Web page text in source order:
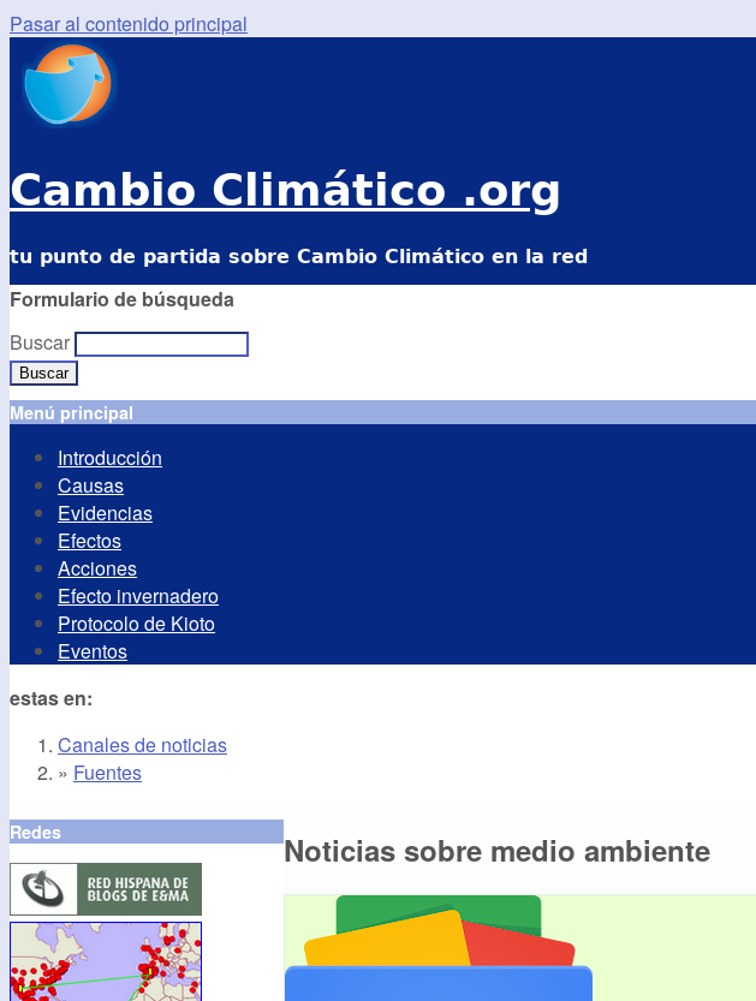
Pasar al contenido principal
Cambio Climático .org
tu punto de partida sobre Cambio Climático en la red
Formulario de búsqueda
Buscar
Menú principal
Introducción
Causas
Evidencias
Efectos
Acciones
Efecto invernadero
Protocolo de Kioto
Eventos
estas en:
Canales de noticias
» Fuentes
Noticias sobre medio ambiente
Redes